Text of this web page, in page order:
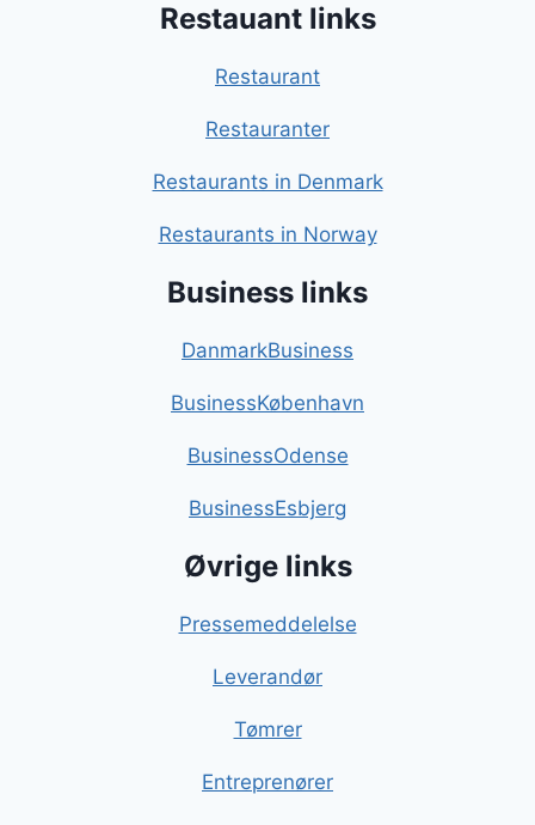
Restauant links
Restaurant
Restauranter
Restaurants in Denmark
Restaurants in Norway
Business links
DanmarkBusiness
BusinessKøbenhavn
BusinessOdense
BusinessEsbjerg
Øvrige links
Pressemeddelelse
Leverandør
Tømrer
Entreprenører